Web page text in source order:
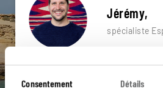
Consentement Détails
Jérémy,
spécialiste